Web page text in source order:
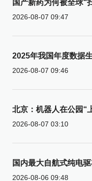
国产新药为何被全球“
2026-08-07 09:47
2025年我国年度数据
2026-08-07 09:46
北京：机器人在公园“
2026-08-07 03:10
国内最大自航式纯电
2026-08-06 09:48